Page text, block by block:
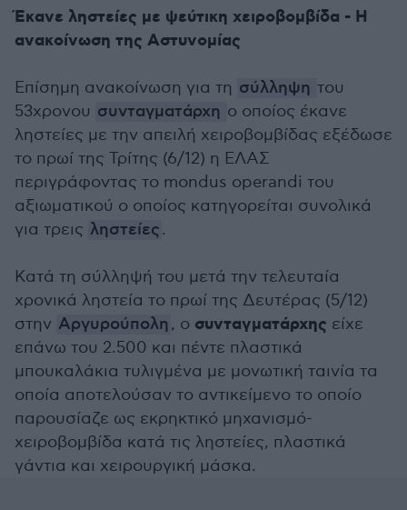
Έκανε ληστείες με ψεύτικη χειροβομβίδα - Η
ανακοίνωση της Αστυνομίας
Επίσημη ανακοίνωση για τη σύλληψη του
53χρονου συνταγματάρχη ο οποίος έκανε
ληστείες με την απειλή χειροβομβίδας εξέδωσε
το πρωί της Τρίτης (6/12) η ΕΛΑΣ
περιγράφοντας το mondus operandi του
αξιωματικού ο οποίος κατηγορείται συνολικά
για τρεις ληστείες.
Κατά τη σύλληψή του μετά την τελευταία
χρονικά ληστεία το πρωί της Δευτέρας (5/12)
στην Αργυρούπολη, ο συνταγματάρχης είχε
επάνω του 2.500 και πέντε πλαστικά
μπουκαλάκια τυλιγμένα με μονωτική ταινία τα
οποία αποτελούσαν το αντικείμενο το οποίο
παρουσίαζε ως εκρηκτικό μηχανισμό-
χειροβομβίδα κατά τις ληστείες, πλαστικά
γάντια και χειρουργική μάσκα.